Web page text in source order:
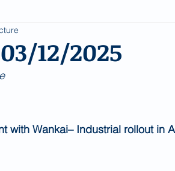
12/2025
with Wankai– Industrial rollout in